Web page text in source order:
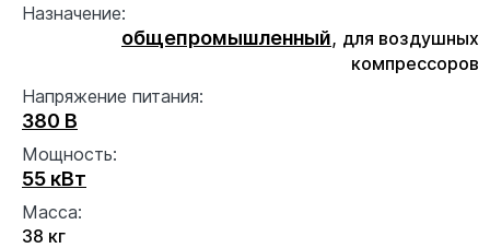
Назначение:
общепромышленный, для воздушных
компрессоров
Напряжение питания:
380 В
Мощность:
55 кВт
Масса:
38 кг